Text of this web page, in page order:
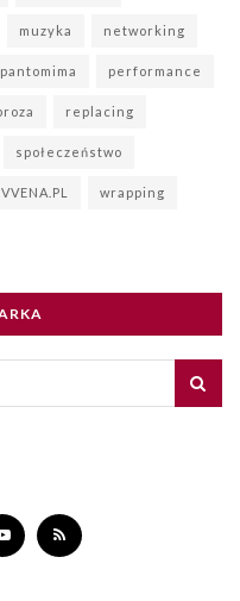
muzyka networking
pantomima performance
replacing
społeczeństwo
VVENA.PL wrapping